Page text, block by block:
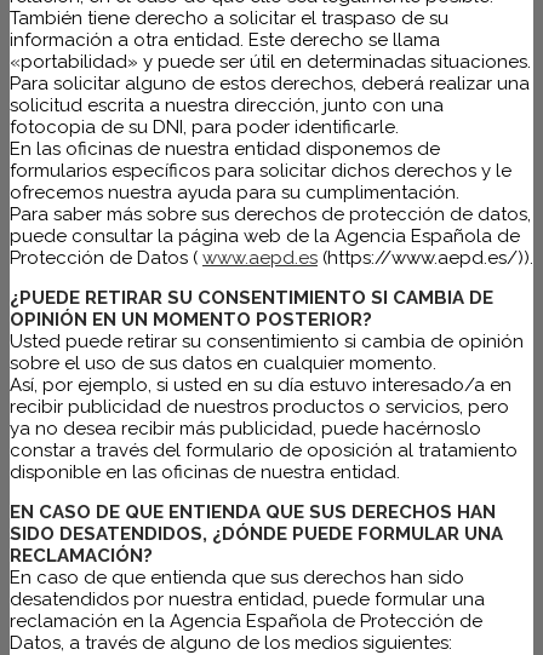
También tiene derecho a solicitar el traspaso de su
información a otra entidad. Este derecho se llama
«portabilidad» y puede ser útil en determinadas situaciones.
Para solicitar alguno de estos derechos, deberá realizar una
solicitud escrita a nuestra dirección, junto con una
fotocopia de su DNI, para poder identificarle.
En las oficinas de nuestra entidad disponemos de
formularios específicos para solicitar dichos derechos y le
ofrecemos nuestra ayuda para su cumplimentación.
Para saber más sobre sus derechos de protección de datos,
puede consultar la página web de la Agencia Española de
Protección de Datos ( www.aepd.es (https://www.aepd.es/)).
¿PUEDE RETIRAR SU CONSENTIMIENTO SI CAMBIA DE
OPINIÓN EN UN MOMENTO POSTERIOR?
Usted puede retirar su consentimiento si cambia de opinión
sobre el uso de sus datos en cualquier momento.
Así, por ejemplo, si usted en su día estuvo interesado/a en
recibir publicidad de nuestros productos o servicios, pero
ya no desea recibir más publicidad, puede hacérnoslo
constar a través del formulario de oposición al tratamiento
disponible en las oficinas de nuestra entidad.
EN CASO DE QUE ENTIENDA QUE SUS DERECHOS HAN
SIDO DESATENDIDOS, ¿DÓNDE PUEDE FORMULAR UNA
RECLAMACIÓN?
En caso de que entienda que sus derechos han sido
desatendidos por nuestra entidad, puede formular una
reclamación en la Agencia Española de Protección de
Datos, a través de alguno de los medios siguientes: